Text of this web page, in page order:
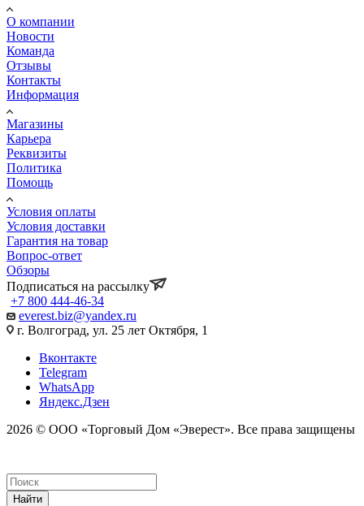
О компании
Новости
Команда
Отзывы
Контакты
Информация
Магазины
Карьера
Реквизиты
Политика
Помощь
Условия оплаты
Условия доставки
Гарантия на товар
Вопрос-ответ
Обзоры
Подписаться на рассылку
+7 800 444-46-34
everest.biz@yandex.ru
г. Волгоград, ул. 25 лет Октября, 1
Вконтакте
Telegram
WhatsApp
Яндекс.Дзен
2026 © ООО «Торговый Дом «Эверест». Все права защищены
Найти